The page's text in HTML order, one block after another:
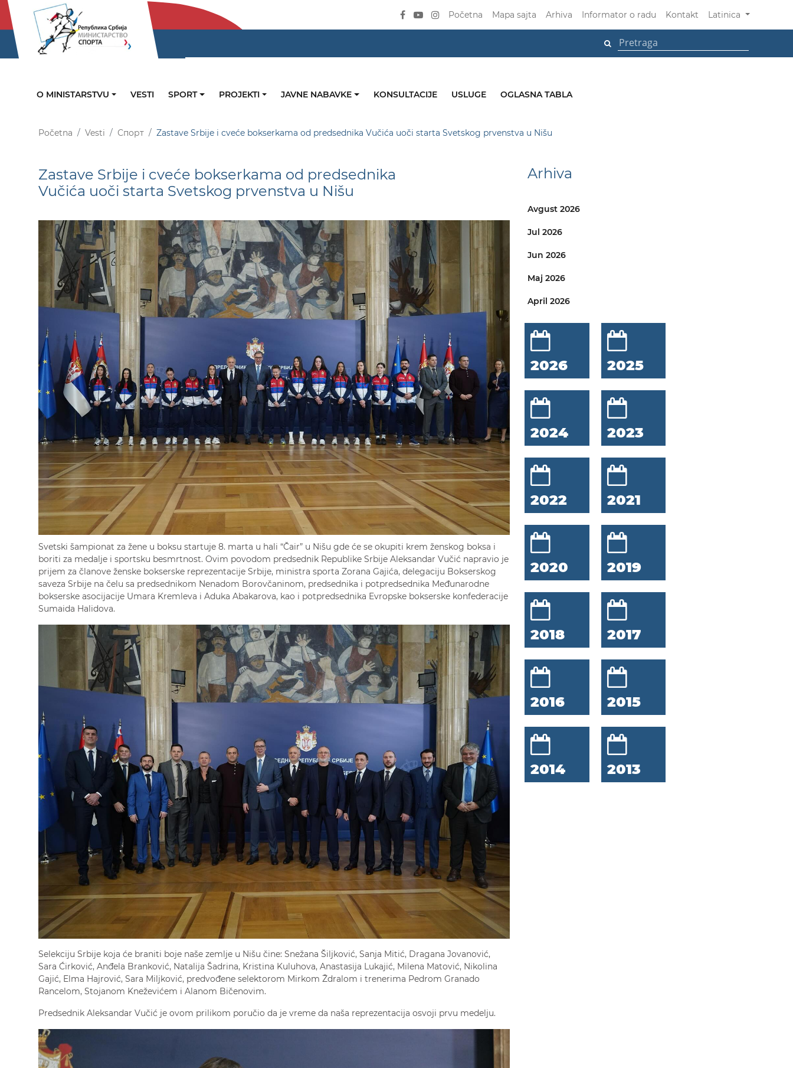
Početna Mapa sajta Arhiva Informator o radu Kontakt Latinica
O MINISTARSTVU VESTI SPORT PROJEKTI JAVNE NABAVKE KONSULTACIJE USLUGE OGLASNA TABLA
Početna Vesti Спорт Zastave Srbije i cveće bokserkama od predsednika Vučića uoči starta Svetskog prvenstva u Nišu
Zastave Srbije i cveće bokserkama od predsednika
Vučića uoči starta Svetskog prvenstva u Nišu
Svetski šampionat za žene u boksu startuje 8. marta u hali “Čair” u Nišu gde će se okupiti krem ženskog boksa i
boriti za medalje i sportsku besmrtnost. Ovim povodom predsednik Republike Srbije Aleksandar Vučić napravio je
prijem za članove ženske bokserske reprezentacije Srbije, ministra sporta Zorana Gajića, delegaciju Bokserskog
saveza Srbije na čelu sa predsednikom Nenadom Borovčaninom, predsednika i potpredsednika Međunarodne
bokserske asocijacije Umara Kremleva i Aduka Abakarova, kao i potpredsednika Evropske bokserske konfederacije
Sumaida Halidova.
Selekciju Srbije koja će braniti boje naše zemlje u Nišu čine: Snežana Šiljković, Sanja Mitić, Dragana Jovanović,
Sara Ćirković, Anđela Branković, Natalija Šadrina, Kristina Kuluhova, Anastasija Lukajić, Milena Matović, Nikolina
Gajić, Elma Hajrović, Sara Miljković, predvođene selektorom Mirkom Ždralom i trenerima Pedrom Granado
Rancelom, Stojanom Kneževićem i Alanom Bičenovim.
Predsednik Aleksandar Vučić je ovom prilikom poručio da je vreme da naša reprezentacija osvoji prvu medelju.
Arhiva
Avgust 2026
Jul 2026
Jun 2026
Maj 2026
April 2026
2026 2025
2024 2023
2022 2021
2020 2019
2018 2017
2016 2015
2014 2013